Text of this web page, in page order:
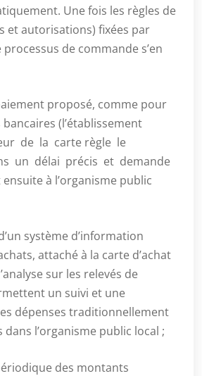
Une fois les règles de
et autorisations) fixées par
de commande s’en
proposé, comme pour
(l’établissement
de la carte règle le
un délai précis et demande
à l’organisme public
système d’information
attaché à la carte d’achat
sur les relevés de
un suivi et une
dépenses traditionnellement
l’organisme public local ;
des montants